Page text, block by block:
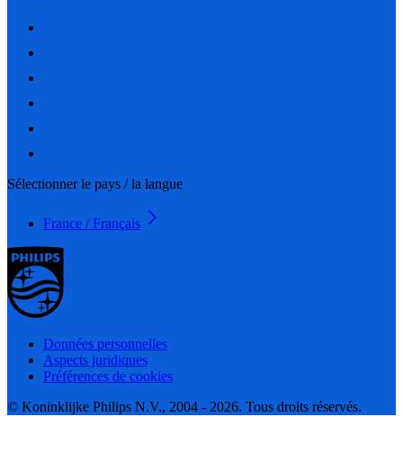
Sélectionner le pays / la langue
France / Français
Données personnelles
Aspects juridiques
Préférences de cookies
© Koninklijke Philips N.V., 2004 - 2026. Tous droits réservés.